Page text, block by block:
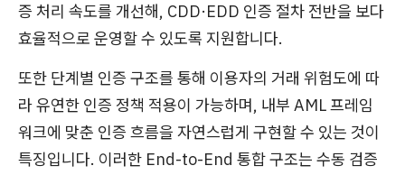
증 처리 속도를 개선해, CDD·EDD 인증 절차 전반을 보다
효율적으로 운영할 수 있도록 지원합니다.
또한 단계별 인증 구조를 통해 이용자의 거래 위험도에 따
라 유연한 인증 정책 적용이 가능하며, 내부 AML 프레임
워크에 맞춘 인증 흐름을 자연스럽게 구현할 수 있는 것이
특징입니다. 이러한 End-to-End 통합 구조는 수동 검증